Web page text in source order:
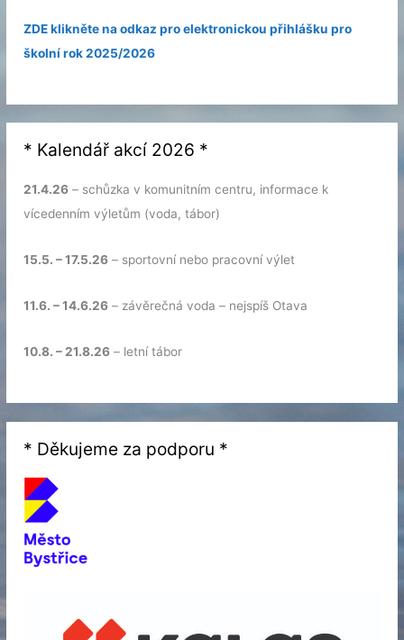
ZDE klikněte na odkaz pro elektronickou přihlášku pro
školní rok 2025/2026
* Kalendář akcí 2026 *
21.4.26 – schůzka v komunitním centru, informace k
vícedenním výletům (voda, tábor)
15.5. – 17.5.26 – sportovní nebo pracovní výlet
11.6. – 14.6.26 – závěrečná voda – nejspíš Otava
10.8. – 21.8.26 – letní tábor
* Děkujeme za podporu *